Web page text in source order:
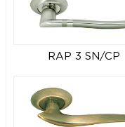
RAP 3 SN/CP